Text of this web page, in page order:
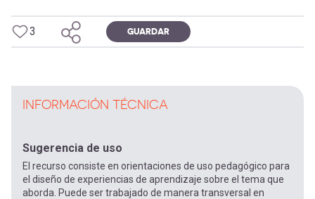
3 GUARDAR
INFORMACIÓN TÉCNICA
Sugerencia de uso
El recurso consiste en orientaciones de uso pedagógico para
el diseño de experiencias de aprendizaje sobre el tema que
aborda. Puede ser trabajado de manera transversal en